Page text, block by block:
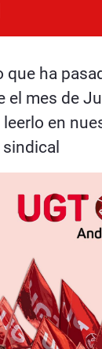
que ha
el mes de
en